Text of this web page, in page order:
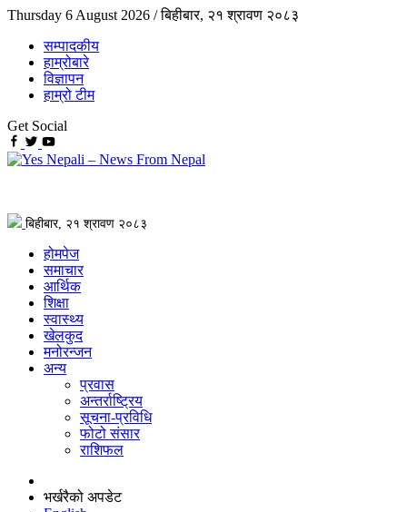
Thursday 6 August 2026 /बिहीबार, २१ श्रावण २०८३
सम्पादकीय
हाम्रोबारे
विज्ञापन
हाम्रो टीम
Get Social
बिहीबार, २१ श्रावण २०८३
होमपेज
समाचार
आर्थिक
शिक्षा
स्वास्थ्य
खेलकुद
मनोरन्जन
अन्य
प्रवास
अन्तर्राष्ट्रिय
सूचना-प्रविधि
फोटो संसार
राशिफल
भर्खरैको अपडेट